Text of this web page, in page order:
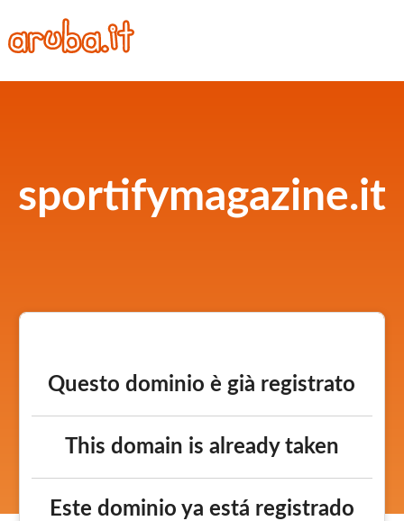
sportifymagazine.it
Questo dominio è già registrato
This domain is already taken
Este dominio ya está registrado